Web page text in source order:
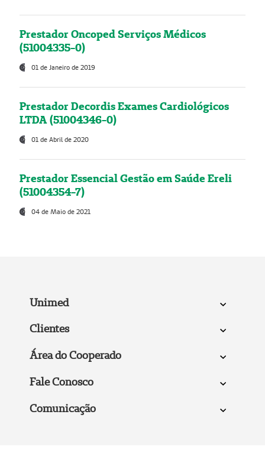
Prestador Oncoped Serviços Médicos
(51004335-0)
01 de Janeiro de 2019
Prestador Decordis Exames Cardiológicos
LTDA (51004346-0)
01 de Abril de 2020
Prestador Essencial Gestão em Saúde Ereli
(51004354-7)
04 de Maio de 2021
Unimed
Clientes
Área do Cooperado
Fale Conosco
Comunicação